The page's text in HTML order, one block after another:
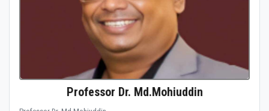
Professor Dr. Md.Mohiuddin